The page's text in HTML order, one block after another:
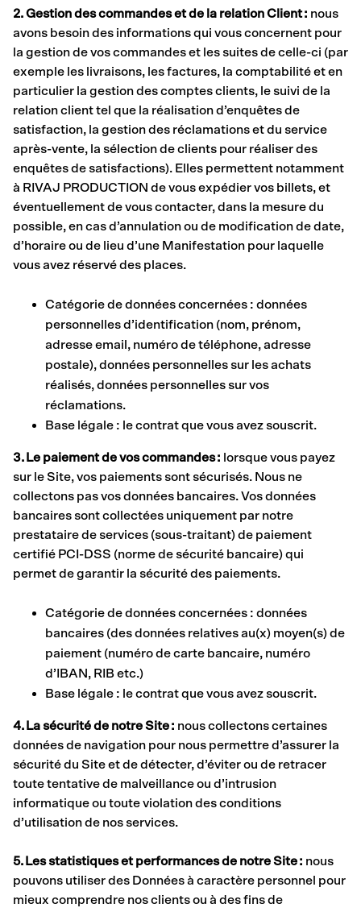
2. Gestion des commandes et de la relation Client : nous
avons besoin des informations qui vous concernent pour
la gestion de vos commandes et les suites de celle-ci (par
exemple les livraisons, les factures, la comptabilité et en
particulier la gestion des comptes clients, le suivi de la
relation client tel que la réalisation d’enquêtes de
satisfaction, la gestion des réclamations et du service
après-vente, la sélection de clients pour réaliser des
enquêtes de satisfactions). Elles permettent notamment
à RIVAJ PRODUCTION de vous expédier vos billets, et
éventuellement de vous contacter, dans la mesure du
possible, en cas d’annulation ou de modification de date,
d’horaire ou de lieu d’une Manifestation pour laquelle
vous avez réservé des places.
Catégorie de données concernées : données
personnelles d’identification (nom, prénom,
adresse email, numéro de téléphone, adresse
postale), données personnelles sur les achats
réalisés, données personnelles sur vos
réclamations.
Base légale : le contrat que vous avez souscrit.
3. Le paiement de vos commandes : lorsque vous payez
sur le Site, vos paiements sont sécurisés. Nous ne
collectons pas vos données bancaires. Vos données
bancaires sont collectées uniquement par notre
prestataire de services (sous-traitant) de paiement
certifié PCI-DSS (norme de sécurité bancaire) qui
permet de garantir la sécurité des paiements.
Catégorie de données concernées : données
bancaires (des données relatives au(x) moyen(s) de
paiement (numéro de carte bancaire, numéro
d’IBAN, RIB etc.)
Base légale : le contrat que vous avez souscrit.
4. La sécurité de notre Site : nous collectons certaines
données de navigation pour nous permettre d’assurer la
sécurité du Site et de détecter, d’éviter ou de retracer
toute tentative de malveillance ou d’intrusion
informatique ou toute violation des conditions
d’utilisation de nos services.
5. Les statistiques et performances de notre Site : nous
pouvons utiliser des Données à caractère personnel pour
mieux comprendre nos clients ou à des fins de